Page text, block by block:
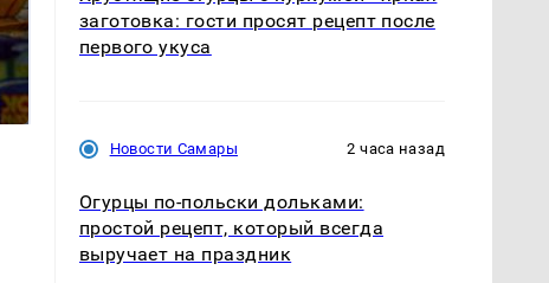
СМИ: В Химках на
полицейскую
заготовка: гости просят рецепт после
первого укуса
Новости Самары 2 часа назад
Огурцы по‑польски дольками:
простой рецепт, который всегда
выручает на праздник